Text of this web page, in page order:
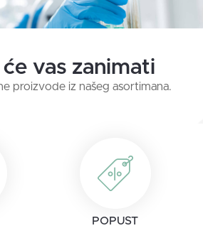
će vas zanimati
proizvode iz našeg asortimana.
POPUST